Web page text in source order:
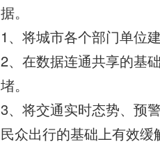
据。
1、将城市各个部门单位
2、在数据连通共享的基
堵。
3、将交通实时态势、预
民众出行的基础上有效缓